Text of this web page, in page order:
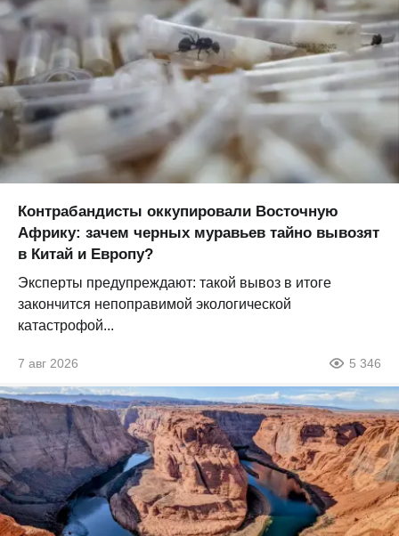
Контрабандисты оккупировали Восточную
Африку: зачем черных муравьев тайно вывозят
в Китай и Европу?
Эксперты предупреждают: такой вывоз в итоге
закончится непоправимой экологической
катастрофой...
7 авг 2026 5 346